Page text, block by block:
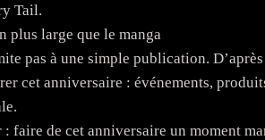
Tail.
plus large que le manga
pas à une simple publication.
cet anniversaire : événements,
faire de cet anniversaire un moment